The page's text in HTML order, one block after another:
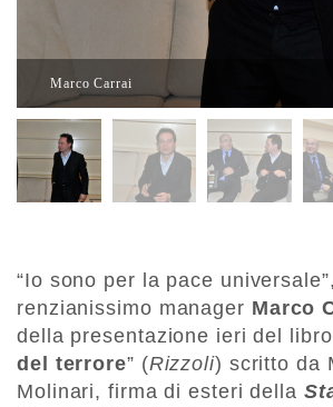
Marco Carrai
“Io sono per la pace
renzianissimo manager Marco
della presentazione ieri del libro
del terrore” (Rizzoli) scritto da
Molinari, firma di esteri della